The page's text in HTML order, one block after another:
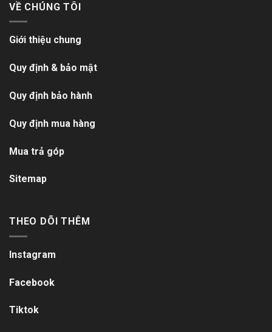
VỀ CHÚNG TÔI
Giới thiệu chung
Quy định & bảo mật
Quy định bảo hành
Quy định mua hàng
Mua trả góp
Sitemap
THEO DÕI THÊM
Instagram
Facebook
Tiktok